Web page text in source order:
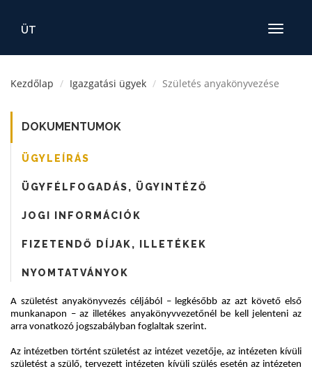
Toggle
ÜT
Kezdőlap Igazgatási ügyek Születés anyakönyvezése
DOKUMENTUMOK
ÜGYLEÍRÁS
ÜGYFÉLFOGADÁS, ÜGYINTÉZŐ
JOGI INFORMÁCIÓK
FIZETENDŐ DÍJAK, ILLETÉKEK
NYOMTATVÁNYOK